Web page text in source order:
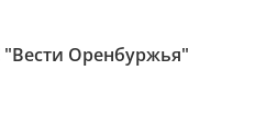
Оренбуржья"